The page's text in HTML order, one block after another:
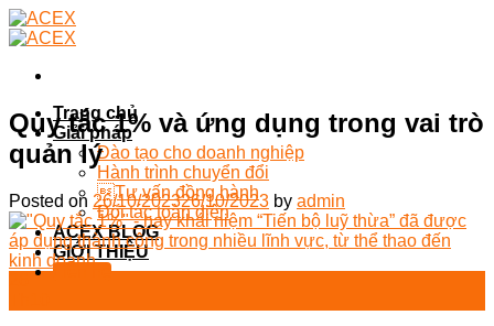
Skip
to
Trang chủ
Giải pháp
Đào tạo cho doanh nghiệp
Hành trình chuyển đổi
Tư vấn đồng hành
Đối tác toàn diện
ACEX BLOG
GIỚI THIỆU
Liên hệ
Quy tắc 1% và ứng dụng trong vai trò
quản lý
Posted on 26/10/202326/10/2023 by admin